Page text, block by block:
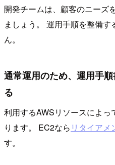
開発チームは、顧客のニーズ
ましょう。 運用手順を整備
ん。
通常運用のため、運用手
る
利用するAWSリソースによ
ります。 EC2なら リタイアメ
す。